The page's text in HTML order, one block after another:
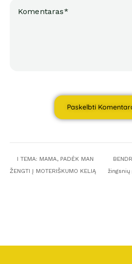
Paskelbti
I TEMA: MAMA, PADĖK MAN
ŽENGTI Į MOTERIŠKUMO KELIĄ